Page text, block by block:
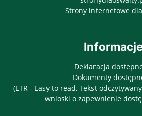
Strony internetowe dla
Deklaracja
Dokumenty
(ETR - Easy to read, Tekst
wnioski o zapewnienie